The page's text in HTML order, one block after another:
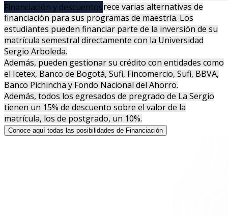
Financiación y descuentos
PRIME Business School ofrece varias alternativas de
financiación para sus programas de maestría. Los
estudiantes pueden financiar parte de la inversión de su
matrícula semestral directamente con la Universidad
Sergio Arboleda.
Además, pueden gestionar su crédito con entidades como
el Icetex, Banco de Bogotá, Sufi, Fincomercio, Sufi, BBVA,
Banco Pichincha y Fondo Nacional del Ahorro.
Además, todos los egresados de pregrado de La Sergio
tienen un 15% de descuento sobre el valor de la
matrícula, los de postgrado, un 10%.
Conoce aquí todas las posibilidades de Financiación